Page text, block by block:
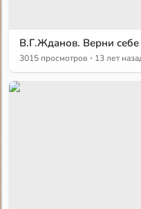
В.Г.Жданов. Верни себе
3015 просмотров · 13 лет